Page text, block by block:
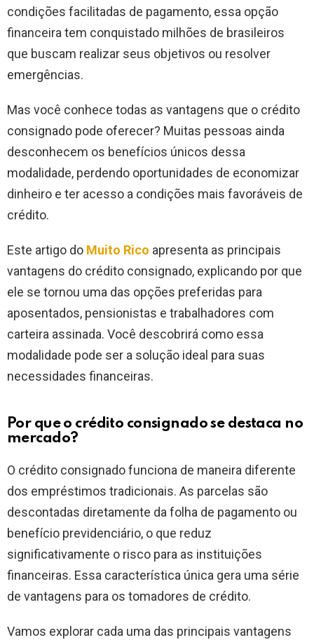
condições facilitadas de pagamento, essa opção
financeira tem conquistado milhões de brasileiros
que buscam realizar seus objetivos ou resolver
emergências.
Mas você conhece todas as vantagens que o crédito
consignado pode oferecer? Muitas pessoas ainda
desconhecem os benefícios únicos dessa
modalidade, perdendo oportunidades de economizar
dinheiro e ter acesso a condições mais favoráveis de
crédito.
Este artigo do Muito Rico apresenta as principais
vantagens do crédito consignado, explicando por que
ele se tornou uma das opções preferidas para
aposentados, pensionistas e trabalhadores com
carteira assinada. Você descobrirá como essa
modalidade pode ser a solução ideal para suas
necessidades financeiras.
Por que o crédito consignado se destaca no
mercado?
O crédito consignado funciona de maneira diferente
dos empréstimos tradicionais. As parcelas são
descontadas diretamente da folha de pagamento ou
benefício previdenciário, o que reduz
significativamente o risco para as instituições
financeiras. Essa característica única gera uma série
de vantagens para os tomadores de crédito.
Vamos explorar cada uma das principais vantagens